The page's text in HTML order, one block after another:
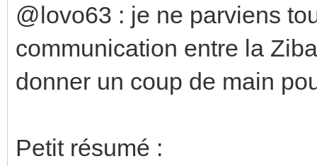
@lovo63 : je ne parviens
communication entre la
donner un coup de main
Petit résumé :